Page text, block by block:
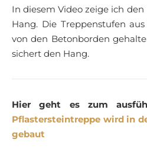
In diesem Video zeige ich
Hang. Die Treppenstufen
von den Betonborden
sichert den Hang.
Hier geht es zum
Pflastersteintreppe wird in
gebaut